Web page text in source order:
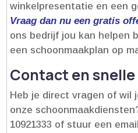
winkelpresentatie en een
Vraag dan nu een gratis
ons bedrijf jou kan helpen
een schoonmaakplan op
Contact en
Heb je direct vragen of wil
onze
10921333 of stuur een